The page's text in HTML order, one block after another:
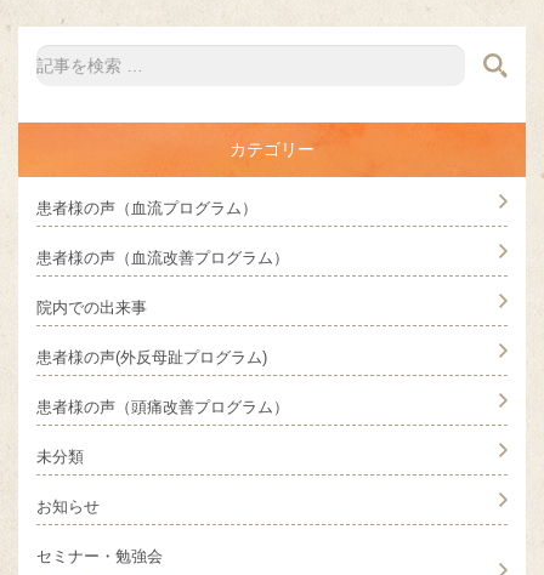
カテゴリー
患者様の声（血流プログラム）
患者様の声（血流改善プログラム）
院内での出来事
患者様の声(外反母趾プログラム)
患者様の声（頭痛改善プログラム）
未分類
お知らせ
セミナー・勉強会